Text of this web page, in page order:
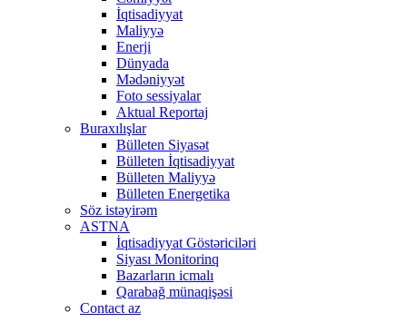
İqtisadiyyat
Maliyyə
Enerji
Dünyada
Mədəniyyət
Foto sessiyalar
Aktual Reportaj
Buraxılışlar
Bülleten Siyasət
Bülleten İqtisadiyyat
Bülleten Maliyyə
Bülleten Energetika
Söz istəyirəm
ASTNA
İqtisadiyyat Göstəriciləri
Siyası Monitorinq
Bazarların icmalı
Qarabağ münaqişəsi
Contact az